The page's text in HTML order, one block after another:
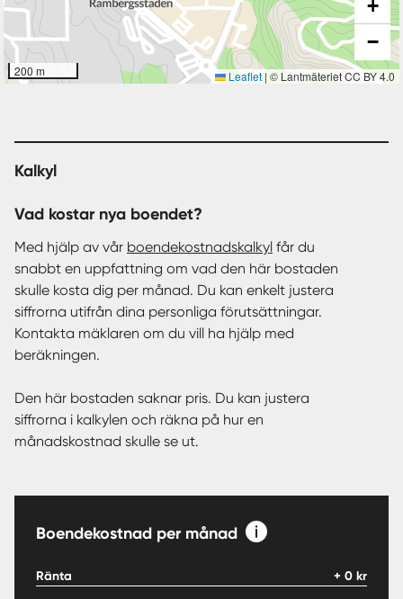
200 m
+
−
Leaflet | © Lantmäteriet CC BY 4.0
Kalkyl
Vad kostar nya boendet?
Med hjälp av vår boendekostnadskalkyl får du
snabbt en uppfattning om vad den här bostaden
skulle kosta dig per månad. Du kan enkelt justera
siffrorna utifrån dina personliga förutsättningar.
Kontakta mäklaren om du vill ha hjälp med
beräkningen.
Den här bostaden saknar pris. Du kan justera
siffrorna i kalkylen och räkna på hur en
månadskostnad skulle se ut.
Boendekostnad per månad
Ränta + 0 kr